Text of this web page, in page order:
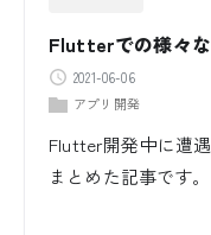
Flutterでの様々
2021-06-06
アプリ開発
Flutter開発中に遭
まとめた記事です。